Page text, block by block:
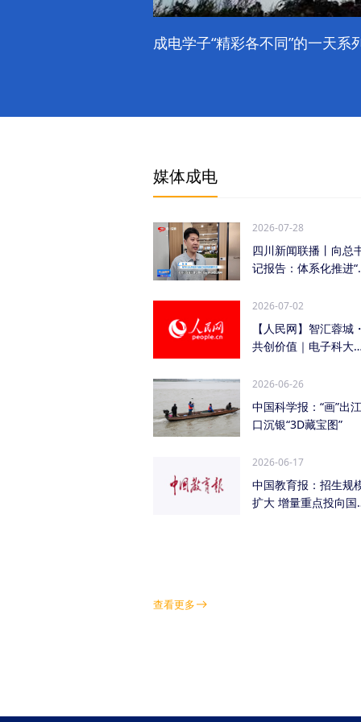
成电学子“精彩各不同”的一天系
媒体成电
2026-07-28
四川新闻联播丨向总
记报告：体系化推进“
2026-07-02
【人民网】智汇蓉城
共创价值｜电子科大
2026-06-26
中国科学报：“画”出江
口沉银“3D藏宝图”
2026-06-17
中国教育报：招生规
扩大 增量重点投向国
查看更多